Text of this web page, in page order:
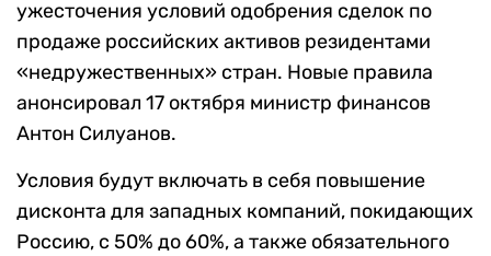
ужесточения условий одобрения сделок по
продаже российских активов резидентами
«недружественных» стран. Новые правила
анонсировал 17 октября министр финансов
Антон Силуанов.
Условия будут включать в себя повышение
дисконта для западных компаний, покидающих
Россию, с 50% до 60%, а также обязательного